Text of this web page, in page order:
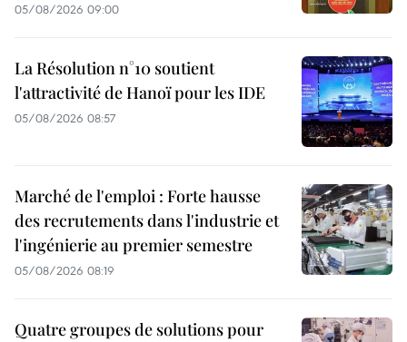
05/08/2026 09:00
La Résolution n°10 soutient
l'attractivité de Hanoï pour les IDE
05/08/2026 08:57
Marché de l'emploi : Forte hausse
des recrutements dans l'industrie et
l'ingénierie au premier semestre
05/08/2026 08:19
Quatre groupes de solutions pour